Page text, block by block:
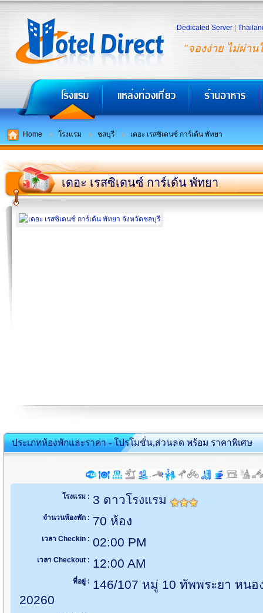
"จองง่าย ไม่ผ่าน
Dedicated Server
Home โรงแรม ชลบุรี เดอะ เรสซิเดนซ์ การ์เด้น พัทยา
เดอะ เรสซิเดนซ์ การ์เด้น พัทยา
ประเภทห้องพักและราคา - โปรโมชั่น,ส่วนลด พร้อม ราคาพิเศษ
โรงแรม : 3 ดาวโรงแรม
จำนวนห้องพัก : 70 ห้อง
เวลา Checkin : 02:00 PM
เวลา Checkout : 12:00 AM
ที่อยู่ : 146/107 หมู่ 10 ทัพพระยา หนอ
20260